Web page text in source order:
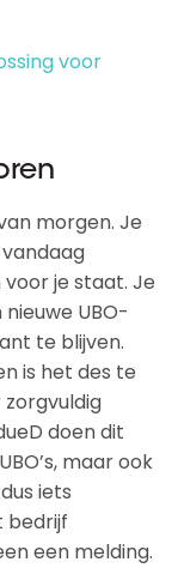
voor
morgen. Je
je staat. Je
UBO-
te blijven.
is het des te
doen dit
maar ook
iets
bedrijf
een melding.